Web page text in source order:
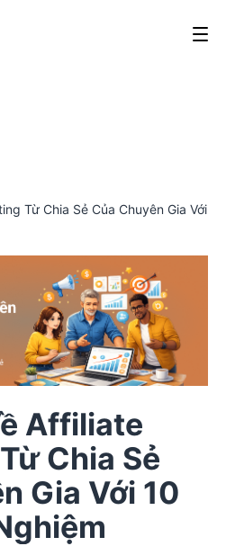
Từ Chia Sẻ Của Chuyên Gia Với
Affiliate
Chia Sẻ
Gia Với 10